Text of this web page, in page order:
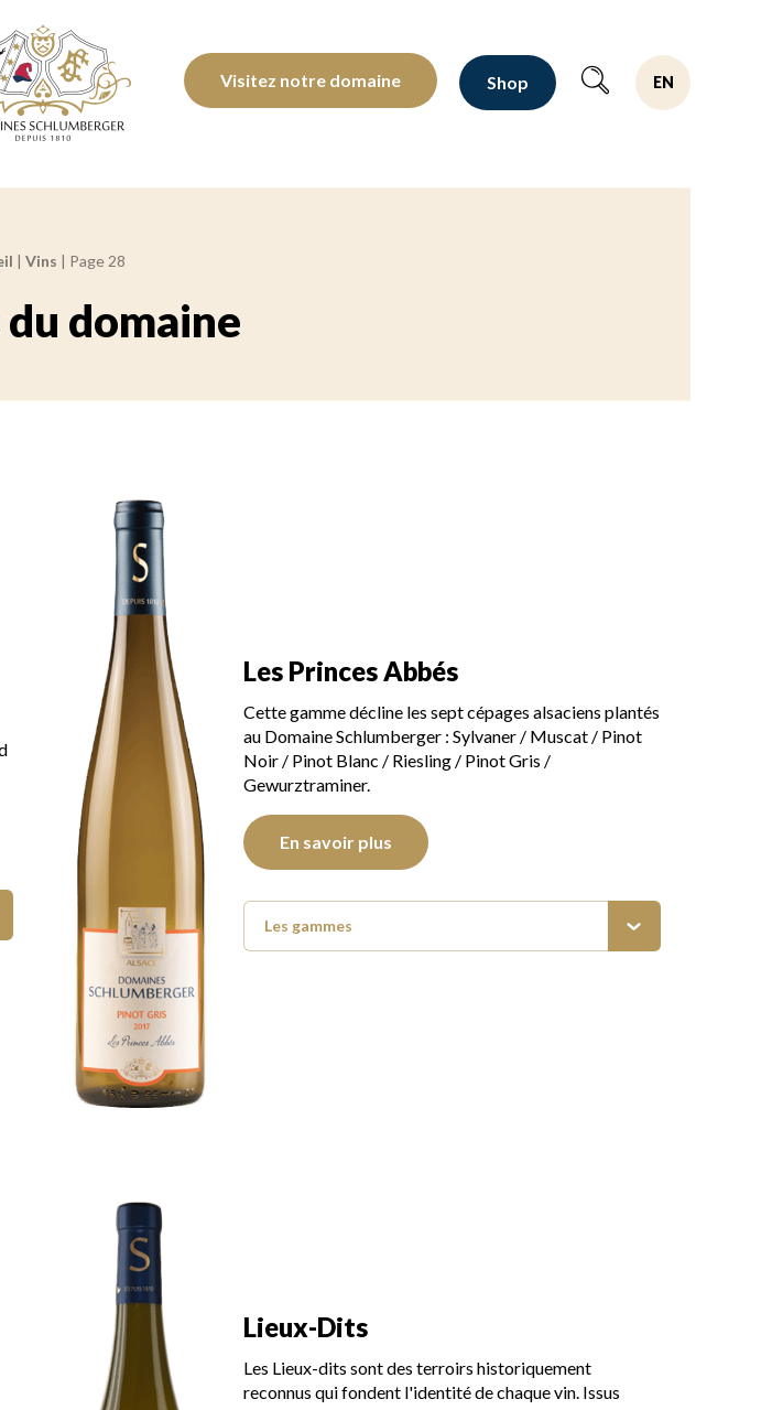
Schlumberger Vignerons 100% récoltants depuis 1810
Visitez notre domaine Shop EN
| Vins | Page 28
du domaine
Les Princes Abbés
Cette gamme décline les sept cépages alsaciens plantés
au Domaine Schlumberger : Sylvaner / Muscat / Pinot
Noir / Pinot Blanc / Riesling / Pinot Gris /
Gewurztraminer.
En savoir plus
Les gammes
Lieux-Dits
Les Lieux-dits sont des terroirs historiquement
reconnus qui fondent l'identité de chaque vin. Issus